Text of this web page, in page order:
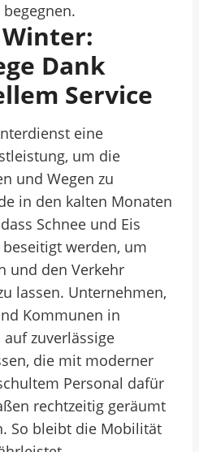
Dank
Service
eine
um die
und Wegen zu
in den kalten Monaten
Schnee und Eis
werden, um
und den Verkehr
lassen. Unternehmen,
Kommunen in
zuverlässige
die mit moderner
Personal dafür
rechtzeitig geräumt
So bleibt die Mobilität